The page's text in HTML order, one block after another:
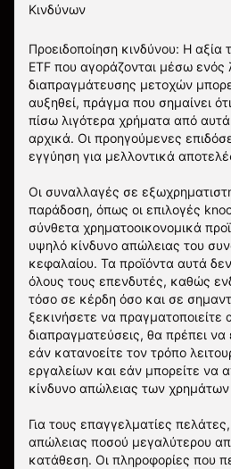
Κινδύνων
Προειδοποίηση κινδύνου: Η
ETF που αγοράζονται μέσω ενός
διαπραγμάτευσης μετοχών
αυξηθεί, πράγμα που σημαίνει
πίσω λιγότερα χρήματα από
αρχικά. Οι προηγούμενες
εγγύηση για μελλοντικά
Οι συναλλαγές σε
παράδοση, όπως οι επιλογές
σύνθετα χρηματοοικονομικά
υψηλό κίνδυνο απώλειας του
κεφαλαίου. Τα προϊόντα αυτά
όλους τους επενδυτές, καθώς
τόσο σε κέρδη όσο και σε
ξεκινήσετε να πραγματοποιείτε
διαπραγματεύσεις, θα πρέπει
εάν κατανοείτε τον τρόπο
εργαλείων και εάν μπορείτε να
κίνδυνο απώλειας των
Για τους επαγγελματίες
απώλειας ποσού μεγαλύτερου
κατάθεση. Οι πληροφορίες που